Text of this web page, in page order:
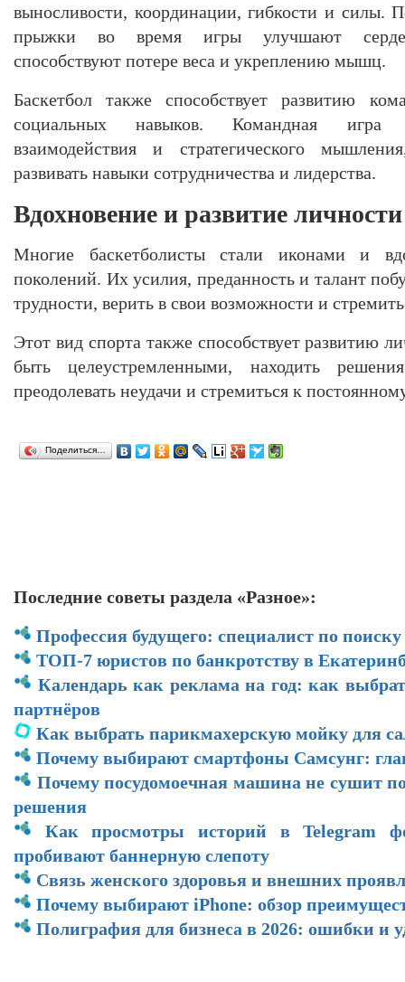
выносливости, координации, гибкости и силы.
прыжки во время игры улучшают
способствуют потере веса и укреплению мышц.
Баскетбол также способствует развитию
социальных навыков. Командная игра
взаимодействия и стратегического
развивать навыки сотрудничества и лидерства.
Вдохновение и развитие личности
Многие баскетболисты стали иконами и
поколений. Их усилия, преданность и талант
трудности, верить в свои возможности и
Этот вид спорта также способствует развитию
быть целеустремленными, находить
преодолевать неудачи и стремиться к
Поделиться…
Последние советы раздела «Разное»:
Профессия будущего: специалист по
ТОП-7 юристов по банкротству в
Календарь как реклама на год: как
партнёров
Как выбрать парикмахерскую мойку для
Почему выбирают смартфоны Самсунг:
Почему посудомоечная машина не сушит
решения
Как просмотры историй в Telegram
пробивают баннерную слепоту
Связь женского здоровья и внешних
Почему выбирают iPhone: обзор
Полиграфия для бизнеса в 2026: ошибки и